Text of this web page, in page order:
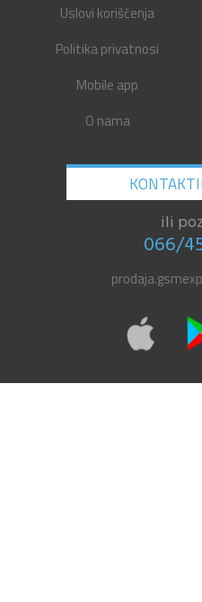
Uslovi korišćenja
Politika privatnosi
Mobile app
O nama
ili
066/